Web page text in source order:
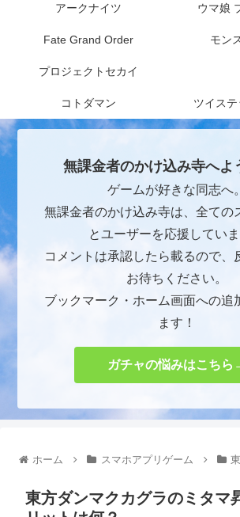
アークナイツ ウマ娘
Fate Grand Order モン
プロジェクトセカイ
コトダマン ツイス
無課金者のかけ込み寺へよ
ゲームが好きな同志へ。
無課金者のかけ込み寺は、全ての
とユーザーを応援していま
コメントは承認したら載るので、
お待ちください。
ブックマーク・ホーム画面への追
ます！
ガチャの悩みはこちら
ホーム スマホアプリゲーム
東方ダンマクカグラのミタマ